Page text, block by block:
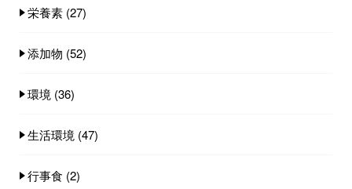
栄養素 (27)
添加物 (52)
環境 (36)
生活環境 (47)
行事食 (2)